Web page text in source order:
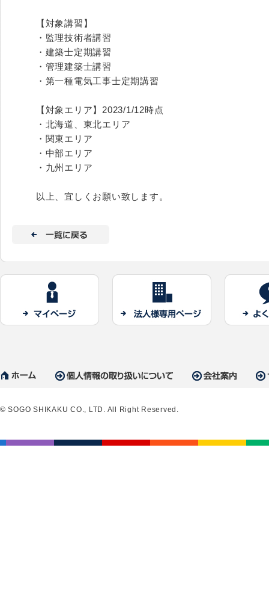
【対象講習】
・監理技術者講習
・建築士定期講習
・管理建築士講習
・第一種電気工事士定期講習
【対象エリア】2023/1/12時点
・北海道、東北エリア
・関東エリア
・中部エリア
・九州エリア
以上、宜しくお願い致します。
© SOGO SHIKAKU CO., LTD. All Right Reserved.